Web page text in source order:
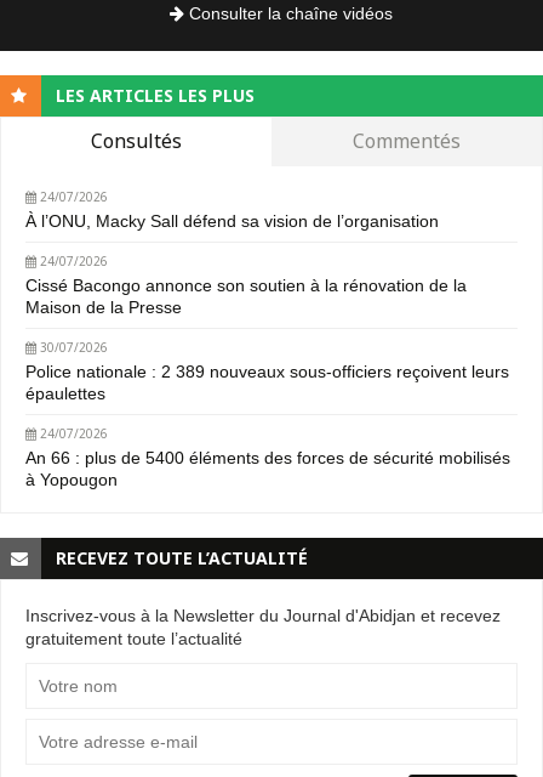
Consulter la chaîne vidéos
LES ARTICLES LES PLUS
Consultés Commentés
24/07/2026
À l’ONU, Macky Sall défend sa vision de l’organisation
24/07/2026
Cissé Bacongo annonce son soutien à la rénovation de la
Maison de la Presse
30/07/2026
Police nationale : 2 389 nouveaux sous-officiers reçoivent leurs
épaulettes
24/07/2026
An 66 : plus de 5400 éléments des forces de sécurité mobilisés
à Yopougon
RECEVEZ TOUTE L’ACTUALITÉ
Inscrivez-vous à la Newsletter du Journal d'Abidjan et recevez
gratuitement toute l’actualité